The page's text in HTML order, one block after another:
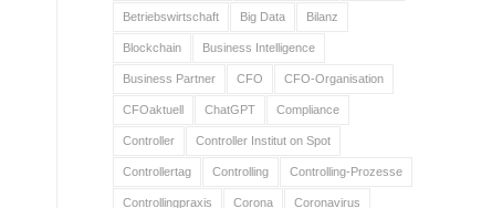
Betriebswirtschaft Big Data Bilanz
Blockchain Business Intelligence
Business Partner CFO CFO-Organisation
CFOaktuell ChatGPT Compliance
Controller Controller Institut on Spot
Controllertag Controlling Controlling-Prozesse
Controllingpraxis Corona Coronavirus